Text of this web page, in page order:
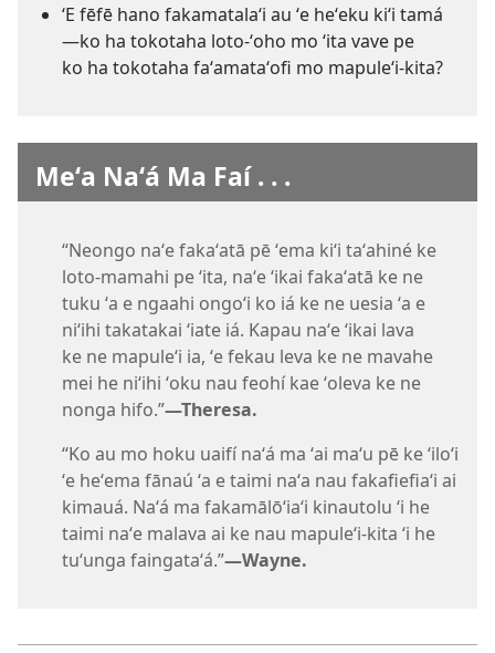
ʻE fēfē hano fakamatalaʻi au ʻe heʻeku kiʻi tamá​
—ko ha tokotaha loto-ʻoho mo ʻita vave pe
ko ha tokotaha faʻamataʻofi mo mapuleʻi-kita?
Meʻa Naʻá Ma Faí . . .
“Neongo naʻe fakaʻatā pē ʻema kiʻi taʻahiné ke
loto-mamahi pe ʻita, naʻe ʻikai fakaʻatā ke ne
tuku ʻa e ngaahi ongoʻi ko iá ke ne uesia ʻa e
niʻihi takatakai ʻiate iá. Kapau naʻe ʻikai lava
ke ne mapuleʻi ia, ʻe fekau leva ke ne mavahe
mei he niʻihi ʻoku nau feohí kae ʻoleva ke ne
nonga hifo.”​—Theresa.
“Ko au mo hoku uaifí naʻá ma ʻai maʻu pē ke ʻiloʻi
ʻe heʻema fānaú ʻa e taimi naʻa nau fakafiefiaʻi ai
kimauá. Naʻá ma fakamālōʻiaʻi kinautolu ʻi he
taimi naʻe malava ai ke nau mapuleʻi-kita ʻi he
tuʻunga faingataʻá.”​—Wayne.